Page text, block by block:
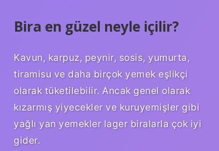
Bira en güzel neyle içilir?
Kavun, karpuz, peynir, sosis, yumurta,
tiramisu ve daha birçok yemek eşlikçi
olarak tüketilebilir. Ancak genel olarak
kızarmış yiyecekler ve kuruyemişler gibi
yağlı yan yemekler lager biralarla çok iyi
gider.